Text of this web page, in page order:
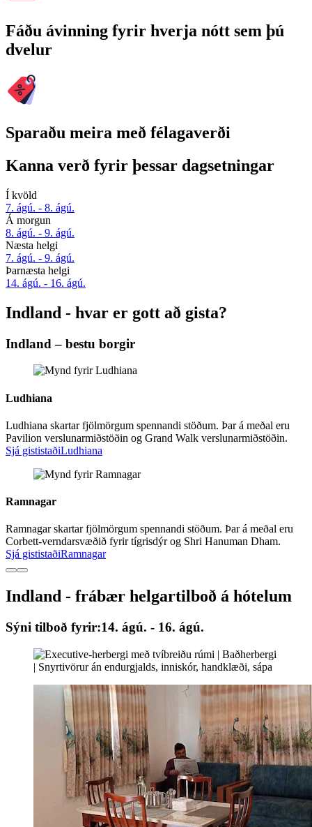
Fáðu ávinning fyrir hverja nótt sem þú
dvelur
Sparaðu meira með félagaverði
Kanna verð fyrir þessar dagsetningar
Í kvöld
7. ágú. - 8. ágú.
Á morgun
8. ágú. - 9. ágú.
Næsta helgi
7. ágú. - 9. ágú.
Þarnæsta helgi
14. ágú. - 16. ágú.
Indland - hvar er gott að gista?
Indland – bestu borgir
Ludhiana
Ludhiana skartar fjölmörgum spennandi stöðum. Þar á meðal eru
Pavilion verslunarmiðstöðin og Grand Walk verslunarmiðstöðin.
Sjá gististaðiLudhiana
Ramnagar
Ramnagar skartar fjölmörgum spennandi stöðum. Þar á meðal eru
Corbett-verndarsvæðið fyrir tígrisdýr og Shri Hanuman Dham.
Sjá gististaðiRamnagar
Indland - frábær helgartilboð á hótelum
Sýni tilboð fyrir:14. ágú. - 16. ágú.